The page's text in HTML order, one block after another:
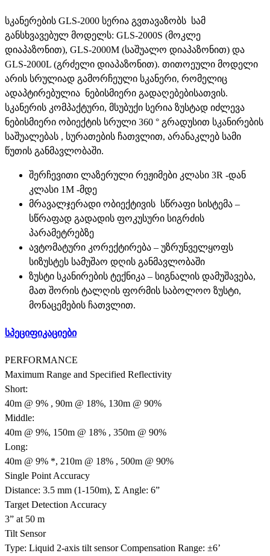
სკანერების GLS-2000 სერია გვთავაზობს სამ
განსხვავებულ მოდელს: GLS-2000S (მოკლე
დიაპაზონით), GLS-2000M (საშუალო დიაპაზონით) და
GLS-2000L (გრძელი დიაპაზონით). თითოეული მოდელი
არის სრულიად გამორჩეული სკანერი, რომელიც
ადაპტირებულია ნებისმიერი გადაღებებისათვის.
სკანერის კომპაქტური, მსუბუქი სერია ზუსტად იძლევა
ნებისმიერი ობიექტის სრული 360 ° გრადუსით სკანირების
საშუალებას , სურათების ჩათვლით, არანაკლებ სამი
წუთის განმავლობაში.
შერჩევითი ლაზერული რეჟიმები კლასი 3R -დან
კლასი 1M -მდე
მრავალჯერადი ობიექტივის სწრაფი სისტემა –
სწრაფად გადადის ფოკუსური სიგრძის
პარამეტრებზე
ავტომატური კორექტირება – უზრუნველყოფს
სიზუსტეს სამუშაო დღის განმავლობაში
ზუსტი სკანირების ტექნიკა – სიგნალის დამუშავება,
მათ შორის ტალღის ფორმის საბოლოო ზუსტი,
მონაცემების ჩათვლით.
სპეციფიკაციები
PERFORMANCE
Maximum Range and Specified Reflectivity
Short:
40m @ 9% , 90m @ 18%, 130m @ 90%
Middle:
40m @ 9%, 150m @ 18% , 350m @ 90%
Long:
40m @ 9% *, 210m @ 18% , 500m @ 90%
Single Point Accuracy
Distance: 3.5 mm (1-150m), Σ Angle: 6”
Target Detection Accuracy
3” at 50 m
Tilt Sensor
Type: Liquid 2-axis tilt sensor Compensation Range: ±6’